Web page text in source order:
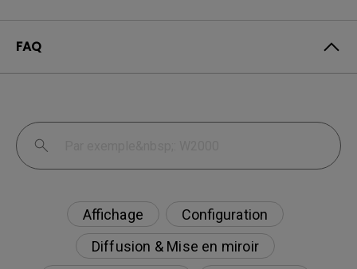
FAQ
Affichage
Configuration
Diffusion & Mise en miroir